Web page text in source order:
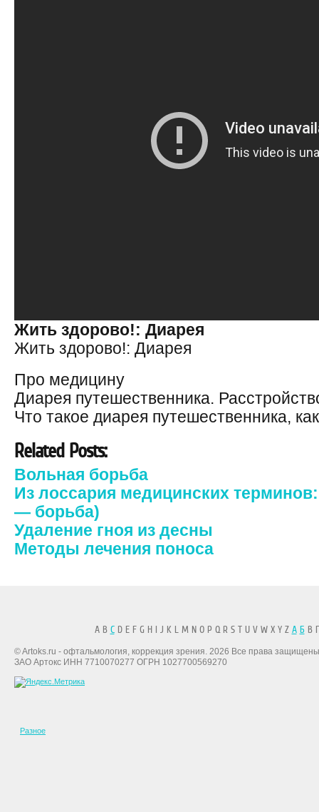
Жить здорово!: Диарея
Жить здорово!: Диарея
Про медицину
Диарея путешественника.
Что такое диарея путешественника,
Related Posts:
Вольная борьба
Из лоссария медицинских
— борьба)
Удаление гноя из десны
Методы лечения поноса
A B CD E F G H I J K L M N O P Q R S T U V W X Y Z А БВ
© Artoks.ru - офтальмология, коррекция зрения. 2026 Все права
ЗАО Артокс ИНН 7710070277 ОГРН 1027700569270
Разное